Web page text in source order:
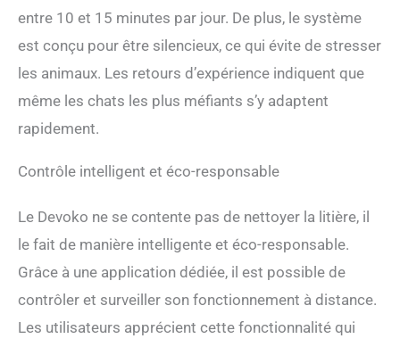
de 4 capteurs infrarouges +
4 capteurs de poids + 1
radar de mouvement pour
une surveillance en temps
réel. Les trois mécanismes
de sécurité (anti-pincement,
chats approchent, offrant
(Le radar de mouvement
l'application.)
【Surveillance à distance
par application et suivi de la
santé】 Contrôlez le
nettoyage en un seul clic via
entre 10 et 15 minutes par jour. De plus, le système
est conçu pour être silencieux, ce qui évite de stresser
les animaux. Les retours d’expérience indiquent que
même les chats les plus méfiants s’y adaptent
rapidement.
Contrôle intelligent et éco-responsable
Le Devoko ne se contente pas de nettoyer la litière, il
le fait de manière intelligente et éco-responsable.
Grâce à une application dédiée, il est possible de
contrôler et surveiller son fonctionnement à distance.
Les utilisateurs apprécient cette fonctionnalité qui